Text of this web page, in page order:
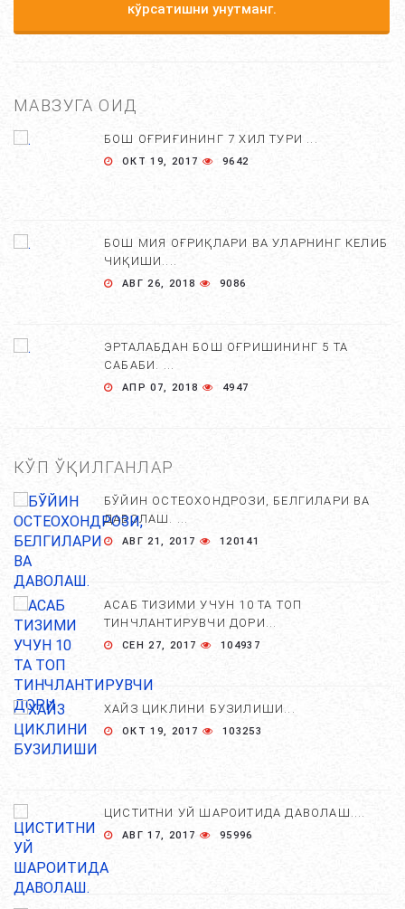
кўрсатишни унутманг.
МАВЗУГА ОИД
БОШ ОҒРИҒИНИНГ 7 ХИЛ ТУРИ ...
ОКТ 19, 2017 9642
БОШ МИЯ ОҒРИҚЛАРИ ВА УЛАРНИНГ КЕЛИБ
ЧИҚИШИ....
АВГ 26, 2018 9086
ЭРТАЛАБДАН БОШ ОҒРИШИНИНГ 5 ТА
САБАБИ. ...
АПР 07, 2018 4947
КЎП ЎҚИЛГАНЛАР
БЎЙИН ОСТЕОХОНДРОЗИ, БЕЛГИЛАРИ ВА
ДАВОЛАШ. ...
АВГ 21, 2017 120141
АСАБ ТИЗИМИ УЧУН 10 ТА ТОП
ТИНЧЛАНТИРУВЧИ ДОРИ...
СЕН 27, 2017 104937
ХАЙЗ ЦИКЛИНИ БУЗИЛИШИ...
ОКТ 19, 2017 103253
ЦИСТИТНИ УЙ ШАРОИТИДА ДАВОЛАШ....
АВГ 17, 2017 95996